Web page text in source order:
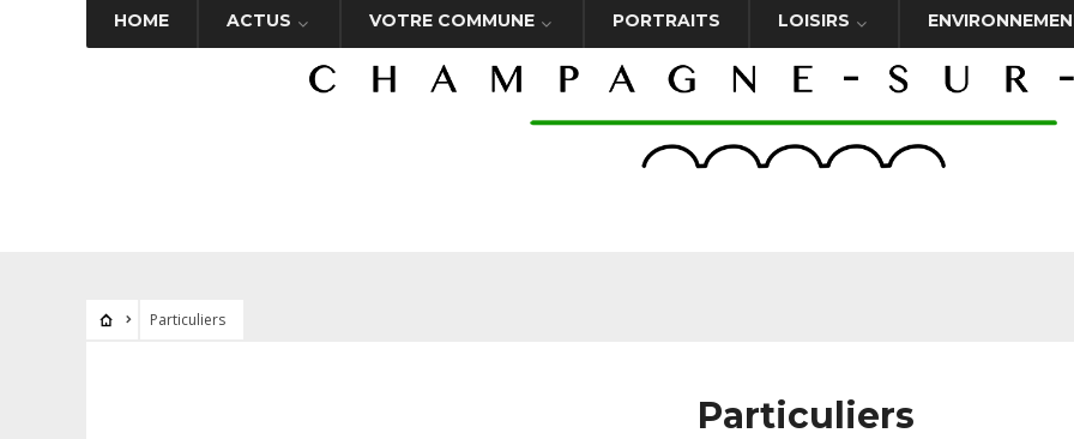
HOME ACTUS VOTRE COMMUNE PORTRAITS LOISIRS
Particuliers
Particuliers